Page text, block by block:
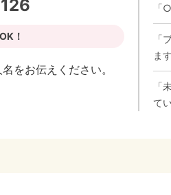
！
をお伝えください。
「
「
ま
「
て